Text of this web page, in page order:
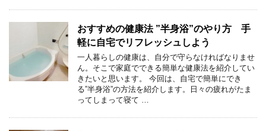
おすすめの健康法 ”半身浴”のやり方 手
軽に自宅でリフレッシュしよう
一人暮らしの健康は、自分で守らなければなりませ
ん。そこで家庭でできる簡単な健康法を紹介してい
きたいと思います。 今回は、自宅で簡単にでき
る”半身浴”の方法を紹介します。日々の疲れがたま
ってしまって寝て …